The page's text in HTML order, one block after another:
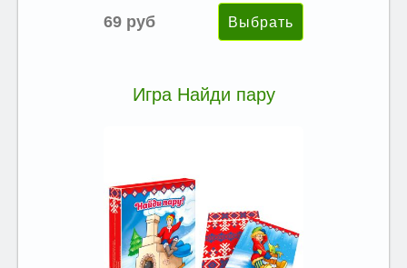
69 руб
Игра Найди пару